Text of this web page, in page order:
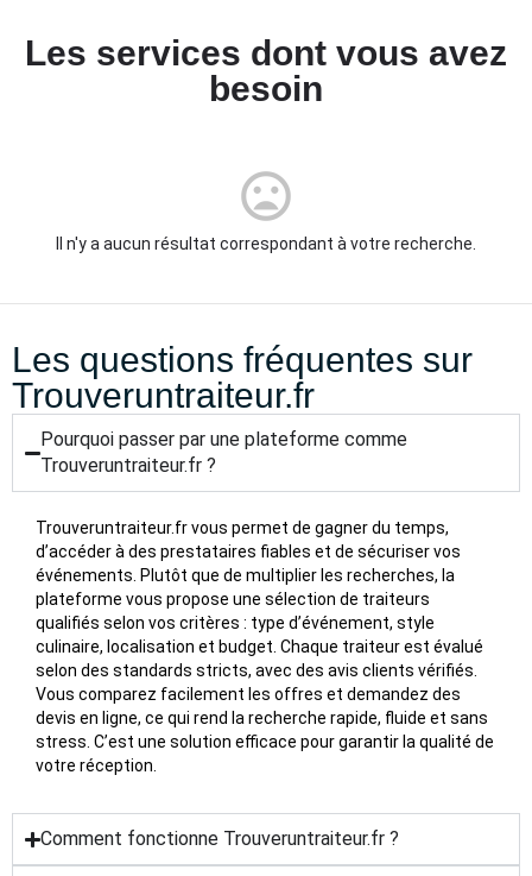
Les services dont vous avez
besoin
Il n'y a aucun résultat correspondant à votre recherche.
Les questions fréquentes sur
Trouveruntraiteur.fr
Pourquoi passer par une plateforme comme
Trouveruntraiteur.fr ?
Trouveruntraiteur.fr vous permet de gagner du temps,
d’accéder à des prestataires fiables et de sécuriser vos
événements. Plutôt que de multiplier les recherches, la
plateforme vous propose une sélection de traiteurs
qualifiés selon vos critères : type d’événement, style
culinaire, localisation et budget. Chaque traiteur est évalué
selon des standards stricts, avec des avis clients vérifiés.
Vous comparez facilement les offres et demandez des
devis en ligne, ce qui rend la recherche rapide, fluide et sans
stress. C’est une solution efficace pour garantir la qualité de
votre réception.
Comment fonctionne Trouveruntraiteur.fr ?